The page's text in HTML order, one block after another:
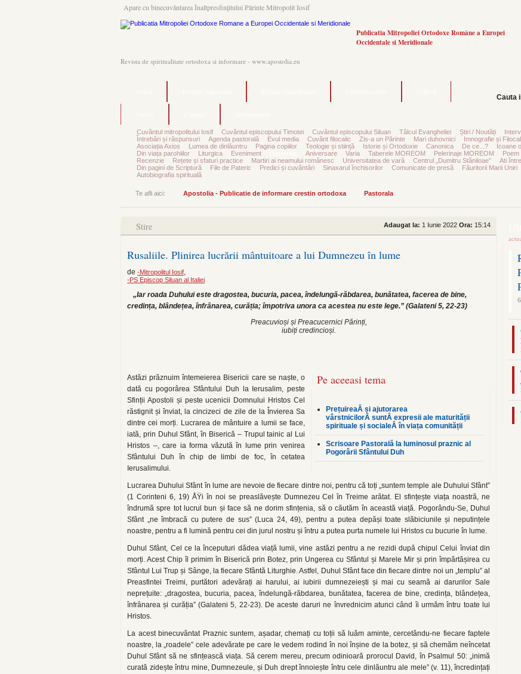
Apare cu binecuvântarea Înaltpresfinţitului Părinte Mitropolit Iosif
Publicatia Mitropoliei Ortodoxe Române a Europei
Occidentale si Meridionale
Revista de spiritualitate ortodoxa si informare - www.apostolia.eu
Cauta
Cuvântul mitropolitului Iosif Cuvântul episcopului Timotei Cuvântul episcopului Siluan Tâlcul Evangheliei Știri / Noutăți
Întrebări și răspunsuri
Agenda pastorală Evul media Cuvânt filocalic Zis-a un Părinte Mari duhovnici Imnografie și
Asociația Axios
Lumea de dinlăuntru Pagina copiilor Teologie și stiință Istorie și Ortodoxie Canonica De ce...? Icoane
Din viața parohiilor
Liturgica Eveniment Aniversare Varia Taberele MOREOM Pelerinaje MOREOM Poem
Recenzie
Rețete și sfaturi practice Martiri ai neamului românesc Universitatea de vară Centrul „Dumitru Stăniloae” Ati
Din pagini de Scriptură
File de Pateric Predici și cuvântări Sinaxarul închisorilor Comunicate de presă Făuritorii Marii Uniri
Autobiografia spirituală
Te afli aici: Apostolia - Publicatie de informare crestin ortodoxa Pastorala
Stire Adaugat la: 1 Iunie 2022 Ora: 15:14
Rusaliile. Plinirea lucrării mântuitoare a lui Dumnezeu în lume
de -Mitropolitul Iosif,
-PS Episcop Siluan al Italiei
„Iar roada Duhului este dragostea, bucuria, pacea, îndelungă-răbdarea, bunătatea, facerea de bine,
credința, blândețea, înfrânarea, curăția; împotriva unora ca acestea nu este lege.” (Galateni 5, 22-23)
Preacuvioși și Preacucernici Părinți,
iubiți credincioși.
Pe aceeasi tema
PrețuireaÂ și ajutorarea
vârstnicilorÂ suntÂ expresii ale maturității
spirituale și socialeÂ în viața comunității
Scrisoare Pastorală la luminosul praznic al
Pogorârii Sfântului Duh
Astăzi prăznuim întemeierea Bisericii care se naște, o
dată cu pogorârea Sfântului Duh la Ierusalim, peste
Sfinții Apostoli și peste ucenicii Domnului Hristos Cel
răstignit și înviat, la cincizeci de zile de la Învierea Sa
dintre cei morți. Lucrarea de mântuire a lumii se face,
iată, prin Duhul Sfânt, în Biserică – Trupul tainic al Lui
Hristos –, care ia forma văzută în lume prin venirea
Sfântului Duh în chip de limbi de foc, în cetatea
Ierusalimului.
Lucrarea Duhului Sfânt în lume are nevoie de fiecare dintre noi, pentru că toți „suntem temple ale Duhului Sfânt”
(1 Corinteni 6, 19) ÅŸi în noi se preaslăvește Dumnezeu Cel în Treime arătat. El sfințește viața noastră, ne
îndrumă spre tot lucrul bun și face să ne dorim sfințenia, să o căutăm în această viață. Pogorându-Se, Duhul
Sfânt „ne îmbracă cu putere de sus” (Luca 24, 49), pentru a putea depăși toate slăbiciunile și neputințele
noastre, pentru a fi lumină pentru cei din jurul nostru și întru a putea purta numele lui Hristos cu bucurie în lume.
Duhul Sfânt, Cel ce la începuturi dădea viață lumii, vine astăzi pentru a ne rezidi după chipul Celui înviat din
morți. Acest Chip îl primim în Biserică prin Botez, prin Ungerea cu Sfântul și Marele Mir și prin împărtășirea cu
Sfântul Lui Trup și Sânge, la fiecare Sfântă Liturghie. Astfel, Duhul Sfânt face din fiecare dintre noi un „templu” al
Preasfintei Treimi, purtători adevărați ai harului, ai iubirii dumnezeiești și mai cu seamă ai darurilor Sale
neprețuite: „dragostea, bucuria, pacea, îndelungă-răbdarea, bunătatea, facerea de bine, credința, blândețea,
înfrânarea și curăția” (Galateni 5, 22-23). De aceste daruri ne învrednicim atunci când îi urmăm întru toate lui
Hristos.
La acest binecuvântat Praznic suntem, așadar, chemați cu toții să luăm aminte, cercetându-ne fiecare faptele
noastre, la „roadele” cele adevărate pe care le vedem rodind în noi înșine de la botez, și să chemăm neîncetat
Duhul Sfânt să ne sfințească viața. Să cerem mereu, precum odinioară prorocul David, în Psalmul 50: „inimă
curată zidește întru mine, Dumnezeule, și Duh drept înnoiește întru cele dinlăuntru ale mele” (v. 11), încredințați